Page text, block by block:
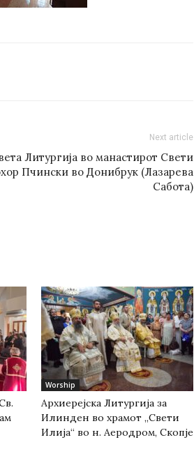
Next article
Литургија во манастирот Свети
Пчински во Донибрук (Лазарева
Сабота)
Worship
Архиерејска Литургија за
Илинден во храмот „Свети
Илија“ во н. Аеродром, Скопје